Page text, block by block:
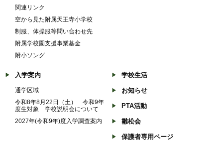
関連リンク
空から見た附属天王寺小学校
制服、体操服等問い合わせ先
附属学校園支援事業基金
附小ソング
入学案内
通学区域
令和8年8月22日（土） 令和9年
度生対象 学校説明会について
2027年(令和9年)度入学調査案内
学校生活
お知らせ
PTA活動
雛松会
保護者専用ページ